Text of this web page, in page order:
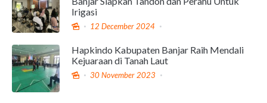
Irigasi
12 December 2024
Hapkindo Kabupaten Banjar Raih Mendali
Kejuaraan di Tanah Laut
30 November 2023